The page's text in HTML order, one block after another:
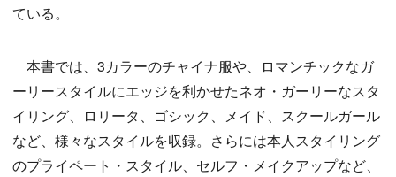
ている。
本書では、3カラーのチャイナ服や、ロマンチックなガ
ーリースタイルにエッジを利かせたネオ・ガーリーなスタ
イリング、ロリータ、ゴシック、メイド、スクールガール
など、様々なスタイルを収録。さらには本人スタイリング
のプライペート・スタイル、セルフ・メイクアップなど、